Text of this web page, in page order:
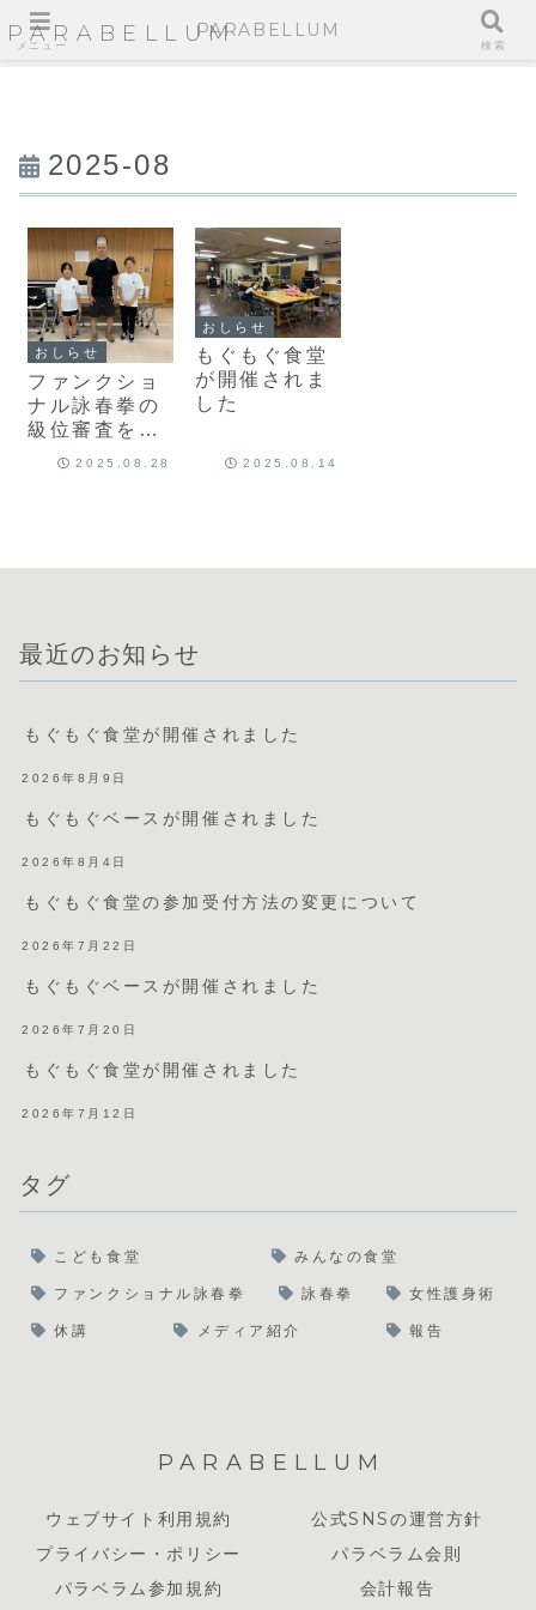
PARABELLUM
2025-08
おしらせ
ファンクショ
ナル詠春拳の
級位審査を実
2025.08.28
おしらせ
もぐもぐ食堂
が開催されま
した
2025.08.14
最近のお知らせ
もぐもぐ食堂が開催されました
2026年8月9日
もぐもぐベースが開催されました
2026年8月4日
もぐもぐ食堂の参加受付方法の変更について
2026年7月22日
もぐもぐベースが開催されました
2026年7月20日
もぐもぐ食堂が開催されました
2026年7月12日
タグ
こども食堂 みんなの食堂
ファンクショナル詠春拳 詠春拳 女性護身術
休講 メディア紹介 報告
PARABELLUM
ウェブサイト利用規約
公式SNSの運営方針
プライバシー・ポリシー
パラベラム会則
パラベラム参加規約
会計報告
メニュー
PARABELLUM
検索